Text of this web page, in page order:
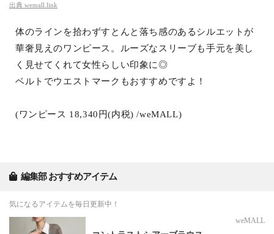
出典 wemall.link
体のラインを拾わずすとんと落ち感のあるシルエットが
華奢見えのワンピース。ルーズなスリーブも手元を美し
く見せてくれて女性らしい印象に◎
ベルトでウエストマークもおすすめですよ！
(ワンピース 18,340円(内税) /weMALL)
編集部 おすすめアイテム
気になるアイテムを毎日更新中！
weMALL